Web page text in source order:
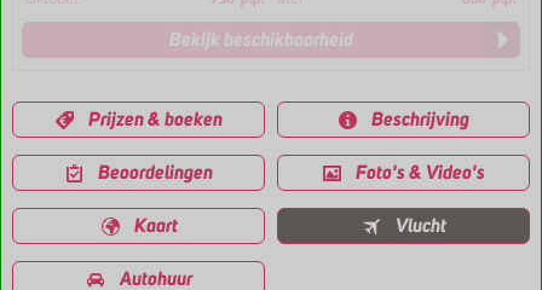
Bekijk beschikbaarheid
Prijzen & boeken Beschrijving
Beoordelingen Foto's & Video's
Kaart Vlucht
Autohuur